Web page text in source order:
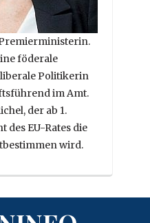
föderale
Politikerin
im Amt.
der ab 1.
des EU-Rates die
wird.